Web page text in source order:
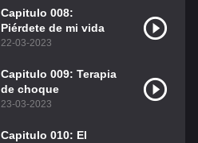
Capitulo 008:
Piérdete de mi vida
22-03-2023
Capitulo 009: Terapia
de choque
23-03-2023
Capitulo 010: El